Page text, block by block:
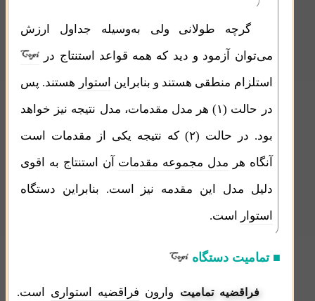
گرچه طولانی ولی به‌وسیله جداول ارزش
می‌توان آزمود و دید که همه قواعد استنتاج در
استلزام منطقی هستند و بنابراین استوار هستند. پس
در حالت (۱) هر مدل مقدمات، مدل نتیجه نیز خواهد
بود. در حالت (۲) که
نتیجه یکی از مقدمات است
آنگاه هر مدل مجموعه مقدمات آن استنتاج به اقوی
دلیل مدل این مقدمه نیز است. بنابراین دستگاه
استوار
است.
■ تمامیت دستگاه
فراقضیه تمامیت وارون فراقضیه استواری است.